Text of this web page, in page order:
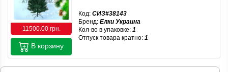
11500.00 грн.
Код: СИЗ#38143
Бренд: Елки Украина
Кол-во в упаковке: 1
Отпуск товара кратно: 1
В корзину